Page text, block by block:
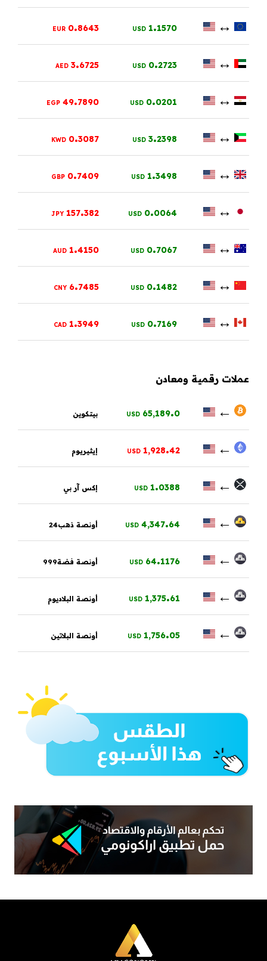
↔
1.1570
USD
0.8643
EUR
↔
0.2723
USD
3.6725
AED
↔
0.0201
USD
49.7890
EGP
↔
3.2398
USD
0.3087
KWD
↔
1.3498
USD
0.7409
GBP
↔
0.0064
USD
157.382
JPY
↔
0.7067
USD
1.4150
AUD
↔
0.1482
USD
6.7485
CNY
↔
0.7169
USD
1.3949
CAD
عملات رقمية ومعادن
←
65,189.0
USD بيتكوين
←
1,928.42
USD إيثيريوم
←
1.0388
USD إكس آر بي
←
4,347.64
USD أونصة ذهب24
←
64.1176
USD أونصة فضة999
←
1,375.61
USD أونصة البلاديوم
←
1,756.05
USD أونصة البلاتين